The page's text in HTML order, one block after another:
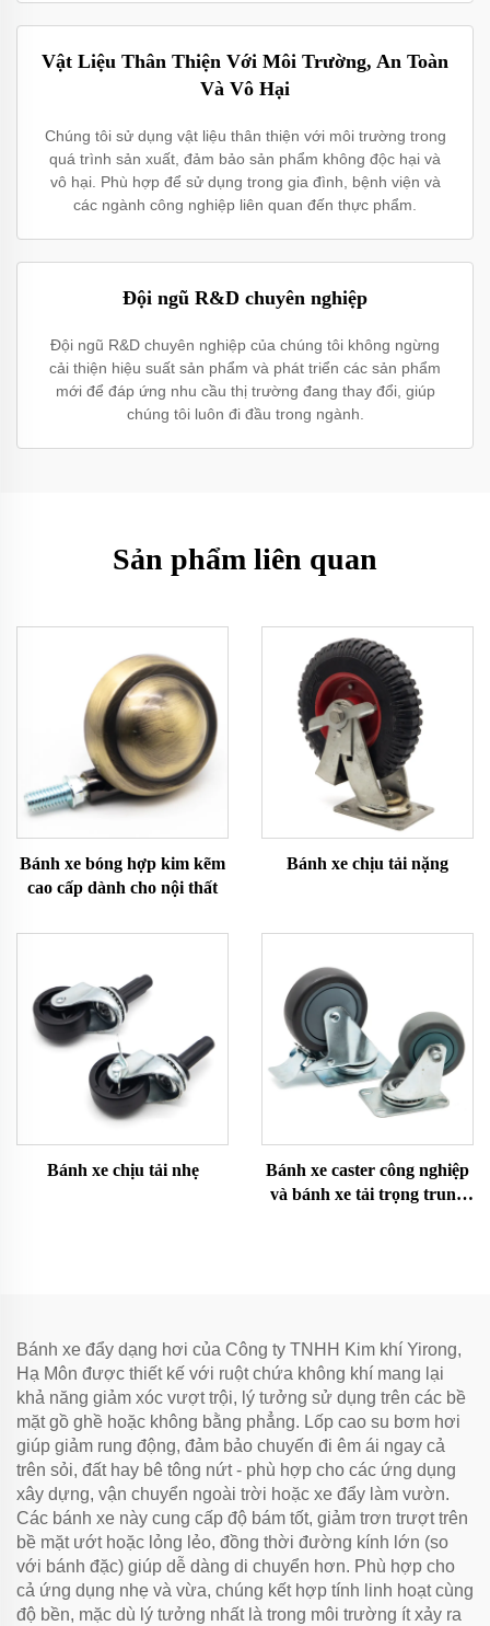
Vật Liệu Thân Thiện Với Môi Trường, An Toàn
Và Vô Hại
Chúng tôi sử dụng vật liệu thân thiện với môi trường trong
quá trình sản xuất, đảm bảo sản phẩm không độc hại và
vô hại. Phù hợp để sử dụng trong gia đình, bệnh viện và
các ngành công nghiệp liên quan đến thực phẩm.
Đội ngũ R&D chuyên nghiệp
Đội ngũ R&D chuyên nghiệp của chúng tôi không ngừng
cải thiện hiệu suất sản phẩm và phát triển các sản phẩm
mới để đáp ứng nhu cầu thị trường đang thay đổi, giúp
chúng tôi luôn đi đầu trong ngành.
Sản phẩm liên quan
Bánh xe bóng hợp kim kẽm
cao cấp dành cho nội thất
Bánh xe chịu tải nặng
Bánh xe chịu tải nhẹ
Bánh xe caster công nghiệp
và bánh xe tải trọng trung
Bánh xe đẩy dạng hơi của Công ty TNHH Kim khí Yirong,
Hạ Môn được thiết kế với ruột chứa không khí mang lại
khả năng giảm xóc vượt trội, lý tưởng sử dụng trên các bề
mặt gồ ghề hoặc không bằng phẳng. Lốp cao su bơm hơi
giúp giảm rung động, đảm bảo chuyến đi êm ái ngay cả
trên sỏi, đất hay bê tông nứt - phù hợp cho các ứng dụng
xây dựng, vận chuyển ngoài trời hoặc xe đẩy làm vườn.
Các bánh xe này cung cấp độ bám tốt, giảm trơn trượt trên
bề mặt ướt hoặc lỏng lẻo, đồng thời đường kính lớn (so
với bánh đặc) giúp dễ dàng di chuyển hơn. Phù hợp cho
cả ứng dụng nhẹ và vừa, chúng kết hợp tính linh hoạt cùng
độ bền, mặc dù lý tưởng nhất là trong môi trường ít xảy ra